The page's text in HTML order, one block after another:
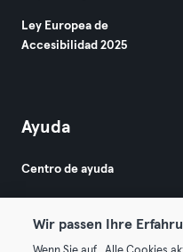
Ley Europea de
Accesibilidad 2025
Ayuda
Centro de ayuda
Wir passen Ihre